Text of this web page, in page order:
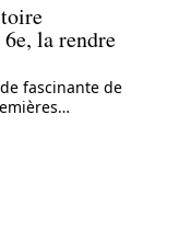
la rendre
fascinante de
…